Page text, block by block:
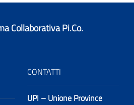
Collaborativa Pi.Co.
CONTATTI
UPI – Unione Province